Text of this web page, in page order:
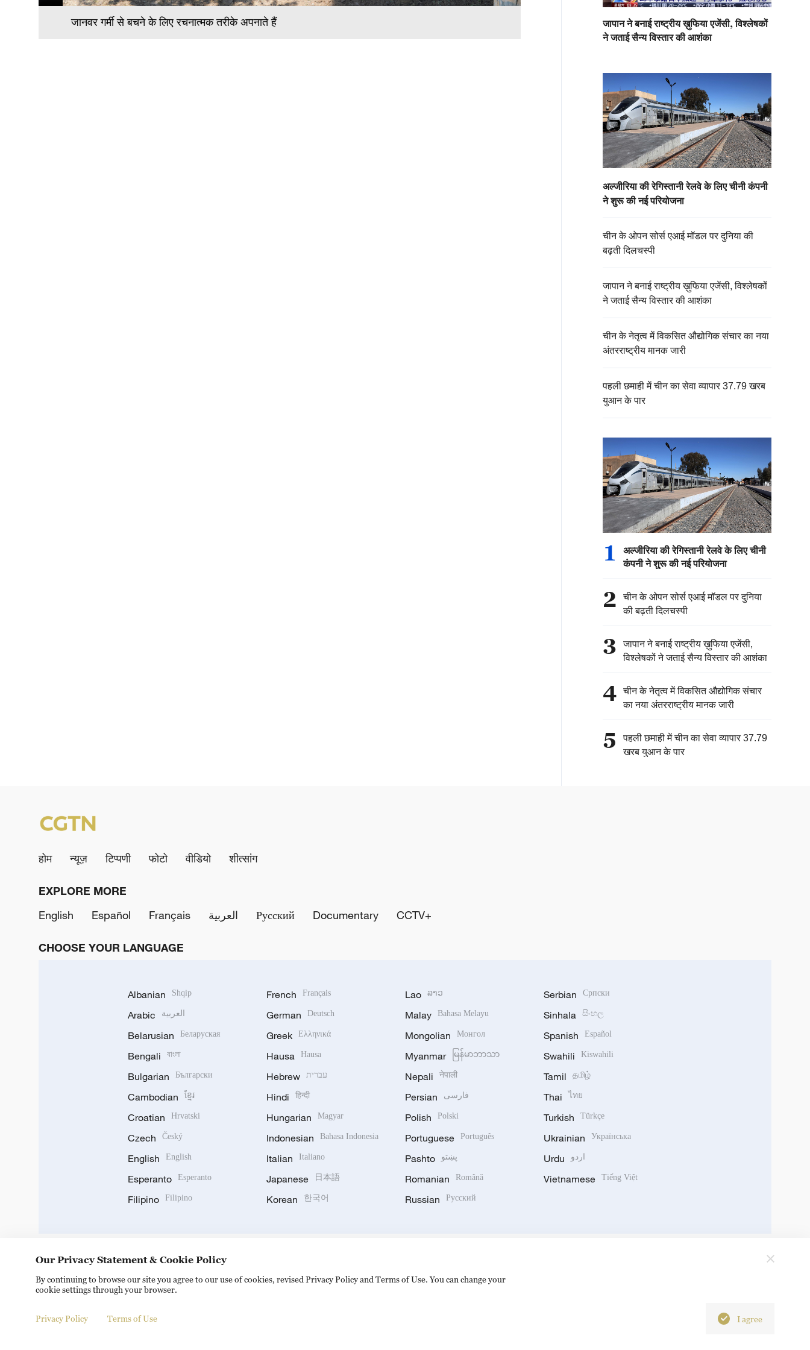
जानवर गर्मी से बचने के लिए रचनात्मक तरीके अपनाते हैं
जापान ने बनाई राष्ट्रीय ख़ुफिया एजेंसी, विश्लेषकों
ने जताई सैन्य विस्तार की आशंका
अल्जीरिया की रेगिस्तानी रेलवे के लिए चीनी कंपनी
ने शुरू की नई परियोजना
चीन के ओपन सोर्स एआई मॉडल पर दुनिया की
बढ़ती दिलचस्पी
जापान ने बनाई राष्ट्रीय ख़ुफिया एजेंसी, विश्लेषकों
ने जताई सैन्य विस्तार की आशंका
चीन के नेतृत्व में विकसित औद्योगिक संचार का नया
अंतरराष्ट्रीय मानक जारी
पहली छमाही में चीन का सेवा व्यापार 37.79 खरब
युआन के पार
1
अल्जीरिया की रेगिस्तानी रेलवे के लिए चीनी
कंपनी ने शुरू की नई परियोजना
2
चीन के ओपन सोर्स एआई मॉडल पर दुनिया
की बढ़ती दिलचस्पी
3
जापान ने बनाई राष्ट्रीय ख़ुफिया एजेंसी,
विश्लेषकों ने जताई सैन्य विस्तार की आशंका
4
चीन के नेतृत्व में विकसित औद्योगिक संचार
का नया अंतरराष्ट्रीय मानक जारी
5
पहली छमाही में चीन का सेवा व्यापार 37.79
खरब युआन के पार
होम न्यूज़ टिप्पणी फोटो वीडियो शीत्सांग
EXPLORE MORE
English
Español Français العربية Русский Documentary CCTV+
CHOOSE YOUR LANGUAGE
Albanian Shqip
Arabic العربية
Belarusian Беларуская
Bengali বাংলা
Bulgarian Български
Cambodian ខ្មែរ
Croatian Hrvatski
Czech Český
English English
Esperanto Esperanto
Filipino Filipino
French Français
German Deutsch
Greek Ελληνικά
Hausa Hausa
Hebrew עברית
Hindi हिन्दी
Hungarian Magyar
Indonesian Bahasa Indonesia
Italian Italiano
Japanese 日本語
Korean 한국어
Lao ລາວ
Malay Bahasa Melayu
Mongolian Монгол
Myanmar မြန်မာဘာသာ
Nepali नेपाली
Persian فارسی
Polish Polski
Portuguese Português
Pashto پښتو
Romanian Română
Russian Русский
Serbian Српски
Sinhala සිංහල
Spanish Español
Swahili Kiswahili
Tamil தமிழ்
Thai ไทย
Turkish Türkçe
Ukrainian Українська
Urdu اردو
Vietnamese Tiếng Việt
DOWNLOAD OUR APP
Our Privacy Statement & Cookie Policy
By continuing to browse our site you agree to our use of cookies, revised Privacy Policy and Terms of Use. You can change your
cookie settings through your browser.
Privacy Policy Terms of Use I agree